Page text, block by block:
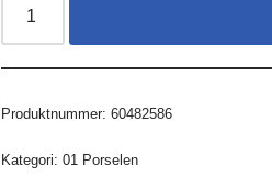
Produktnummer:60482586
Kategori:01 Porselen